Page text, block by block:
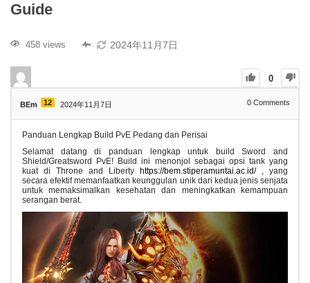
Guide
458 views 2024年11月7日
0
BEm 12 2024年11月7日 0 Comments
Panduan Lengkap Build PvE Pedang dan Perisai
Selamat datang di panduan lengkap untuk build Sword and
Shield/Greatsword PvE! Build ini menonjol sebagai opsi tank yang
kuat di Throne and Liberty https://bem.stiperamuntai.ac.id/, yang
secara efektif memanfaatkan keunggulan unik dari kedua jenis senjata
untuk memaksimalkan kesehatan dan meningkatkan kemampuan
serangan berat.